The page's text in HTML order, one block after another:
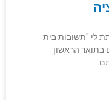
לי "תשובות בית
בתואר הראשון